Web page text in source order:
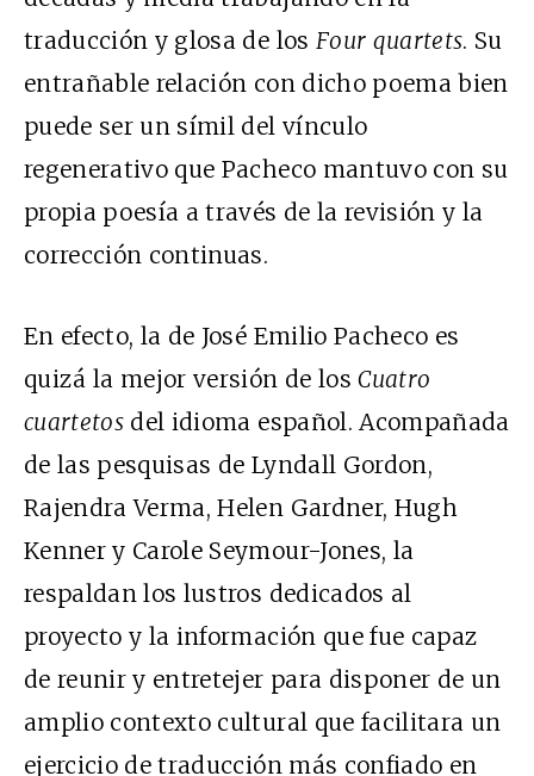
traducción y glosa de los Four quartets. Su
entrañable relación con dicho poema bien
puede ser un símil del vínculo
regenerativo que Pacheco mantuvo con su
propia poesía a través de la revisión y la
corrección continuas.
En efecto, la de José Emilio Pacheco es
quizá la mejor versión de losCuatro
cuartetos del idioma español. Acompañada
de las pesquisas de Lyndall Gordon,
Rajendra Verma, Helen Gardner, Hugh
Kenner y Carole Seymour-Jones, la
respaldan los lustros dedicados al
proyecto y la información que fue capaz
de reunir y entretejer para disponer de un
amplio contexto cultural que facilitara un
ejercicio de traducción más confiado en